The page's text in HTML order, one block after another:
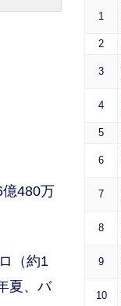
480万
（約1
夏、バ
1
2
3
4
5
6
7
8
9
10